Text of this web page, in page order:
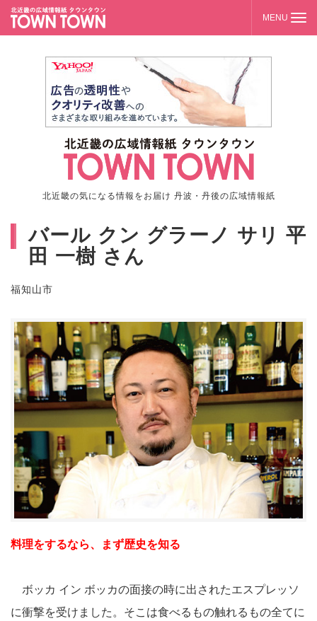
北近畿の気になる情報をお届け 丹波・丹後の広域情報紙
バール クン グラーノ サリ 平
田 一樹 さん
福知山市
料理をするなら、まず歴史を知る
ボッカ イン ボッカの面接の時に出されたエスプレッソ
に衝撃を受けました。そこは食べるもの触れるもの全てに